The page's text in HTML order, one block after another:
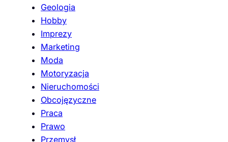
Geologia
Hobby
Imprezy
Marketing
Moda
Motoryzacja
Nieruchomości
Obcojęzyczne
Praca
Prawo
Przemysł